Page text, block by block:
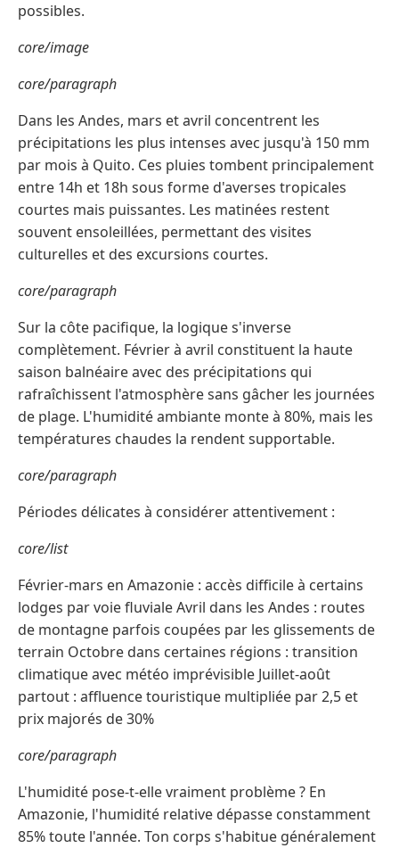
possibles.
core/image
core/paragraph
Dans les Andes, mars et avril concentrent les
précipitations les plus intenses avec jusqu'à 150 mm
par mois à Quito. Ces pluies tombent principalement
entre 14h et 18h sous forme d'averses tropicales
courtes mais puissantes. Les matinées restent
souvent ensoleillées, permettant des visites
culturelles et des excursions courtes.
core/paragraph
Sur la côte pacifique, la logique s'inverse
complètement. Février à avril constituent la haute
saison balnéaire avec des précipitations qui
rafraîchissent l'atmosphère sans gâcher les journées
de plage. L'humidité ambiante monte à 80%, mais les
températures chaudes la rendent supportable.
core/paragraph
Périodes délicates à considérer attentivement :
core/list
Février-mars en Amazonie : accès difficile à certains
lodges par voie fluviale Avril dans les Andes : routes
de montagne parfois coupées par les glissements de
terrain Octobre dans certaines régions : transition
climatique avec météo imprévisible Juillet-août
partout : affluence touristique multipliée par 2,5 et
prix majorés de 30%
core/paragraph
L'humidité pose-t-elle vraiment problème ? En
Amazonie, l'humidité relative dépasse constamment
85% toute l'année. Ton corps s'habitue généralement